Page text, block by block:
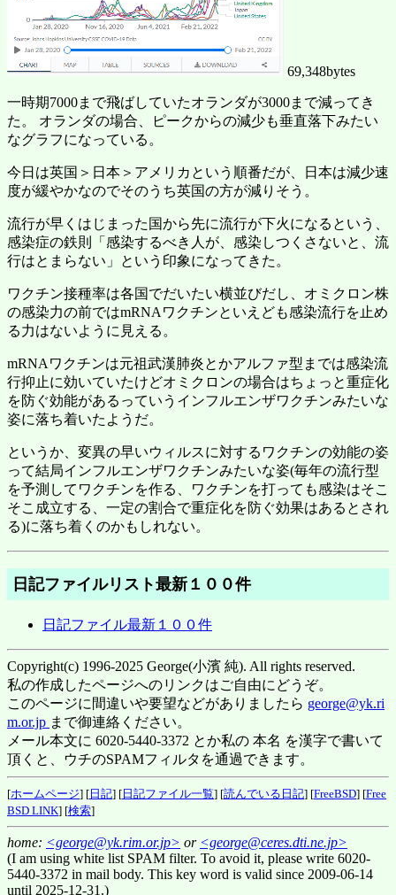
69,348bytes
一時期7000まで飛ばしていたオランダが3000まで減ってき
た。 オランダの場合、ピークからの減少も垂直落下みたい
なグラフになっている。
今日は英国＞日本＞アメリカという順番だが、日本は減少速
度が緩やかなのでそのうち英国の方が減りそう。
流行が早くはじまった国から先に流行が下火になるという、
感染症の鉄則「感染するべき人が、感染しつくさないと、流
行はとまらない」という印象になってきた。
ワクチン接種率は各国でだいたい横並びだし、オミクロン株
の感染力の前ではmRNAワクチンといえども感染流行を止め
る力はないように見える。
mRNAワクチンは元祖武漢肺炎とかアルファ型までは感染流
行抑止に効いていたけどオミクロンの場合はちょっと重症化
を防ぐ効能があるっていうインフルエンザワクチンみたいな
姿に落ち着いたようだ。
というか、変異の早いウィルスに対するワクチンの効能の姿
って結局インフルエンザワクチンみたいな姿(毎年の流行型
を予測してワクチンを作る、ワクチンを打っても感染はそこ
そこ成立する、一定の割合で重症化を防ぐ効果はあるとされ
る)に落ち着くのかもしれない。
日記ファイルリスト最新１００件
日記ファイル最新１００件
Copyright(c) 1996-2025 George(小濱 純). All rights reserved.
私の作成したページへのリンクはご自由にどうぞ。
このページに間違いや要望などがありましたら george@yk.ri
m.or.jp まで御連絡ください。
メール本文に 6020-5440-3372 とか私の 本名 を漢字で書いて
頂くと、ウチのSPAMフィルタを通過できます。
[ホームページ] [ 日記] [ 日記ファイル一覧] [読んでいる日記] [FreeBSD] [Free
BSD LINK] [検索]
home: <george@yk.rim.or.jp> or <george@ceres.dti.ne.jp>
(I am using white list SPAM filter. To avoid it, please write 6020-
5440-3372 in mail body. This key word is valid since 2009-06-14
until 2025-12-31.)